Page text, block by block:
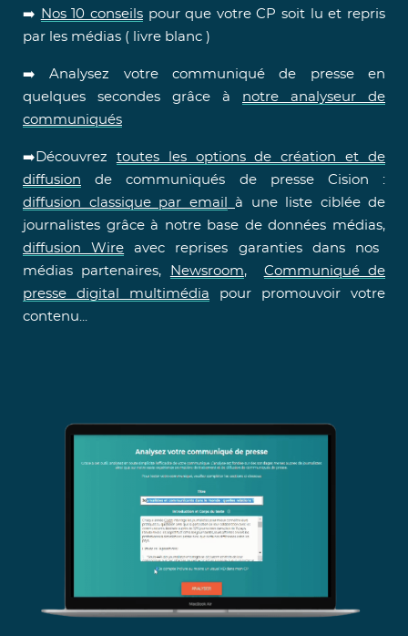
➡️ Nos 10 conseilspour que votre CP soit lu et repris
par les médias ( livre blanc )
➡️ Analysez votre communiqué de presse en
quelques secondes grâce à notre analyseur de
communiqués
➡️Découvrez toutes les options de création et de
diffusion de communiqués de presse Cision :
diffusion classique par email
à une liste ciblée de
journalistes grâce à notre base de données médias,
diffusion Wire avec reprises garanties dans nos
médias partenaires,
Newsroom, Communiqué de
presse digital multimédia pour promouvoir votre
contenu...